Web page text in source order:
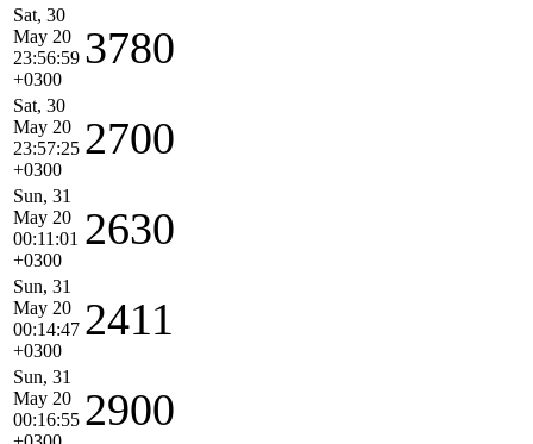
Sat, 30
May 20
23:56:59
+0300
3780
Sat, 30
May 20
23:57:25
+0300
2700
Sun, 31
May 20
00:11:01
+0300
2630
Sun, 31
May 20
00:14:47
+0300
2411
Sun, 31
May 20
00:16:55 2900